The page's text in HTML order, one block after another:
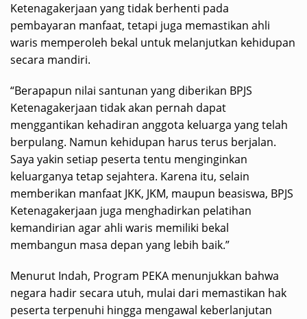
Ketenagakerjaan yang tidak berhenti pada
pembayaran manfaat, tetapi juga memastikan ahli
waris memperoleh bekal untuk melanjutkan kehidupan
secara mandiri.
“Berapapun nilai santunan yang diberikan BPJS
Ketenagakerjaan tidak akan pernah dapat
menggantikan kehadiran anggota keluarga yang telah
berpulang. Namun kehidupan harus terus berjalan.
Saya yakin setiap peserta tentu menginginkan
keluarganya tetap sejahtera. Karena itu, selain
memberikan manfaat JKK, JKM, maupun beasiswa, BPJS
Ketenagakerjaan juga menghadirkan pelatihan
kemandirian agar ahli waris memiliki bekal
membangun masa depan yang lebih baik.”
Menurut Indah, Program PEKA menunjukkan bahwa
negara hadir secara utuh, mulai dari memastikan hak
peserta terpenuhi hingga mengawal keberlanjutan